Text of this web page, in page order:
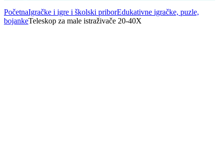
PočetnaIgračke i igre i školski priborEdukativne igračke, puzle,
bojankeTeleskop za male istraživače 20-40X